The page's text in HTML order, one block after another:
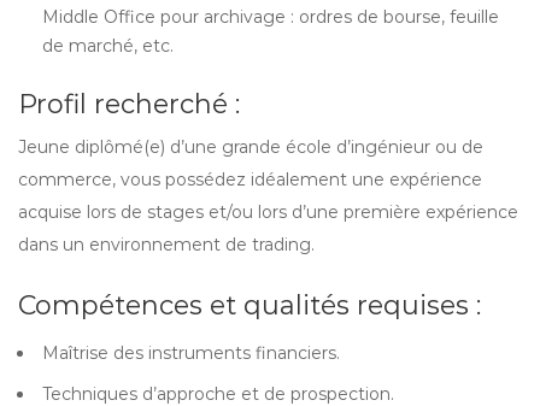
Middle Office pour archivage : ordres de bourse, feuille
de marché, etc.
Profil recherché :
Jeune diplômé(e) d’une grande école d’ingénieur ou de
commerce, vous possédez idéalement une expérience
acquise lors de stages et/ou lors d’une première expérience
dans un environnement de trading.
Compétences et qualités requises :
Maîtrise des instruments financiers.
Techniques d’approche et de prospection.